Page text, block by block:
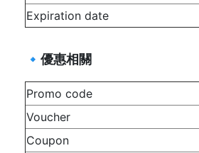
Expiration date
🔹優惠相關
Promo code
Voucher
Coupon